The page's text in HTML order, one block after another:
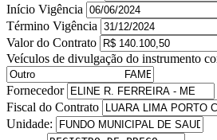
Início Vigência
Término Vigência
Valor do Contrato
Veículos de divulgação do instrumento
Fornecedor
Fiscal do Contrato
Unidade: